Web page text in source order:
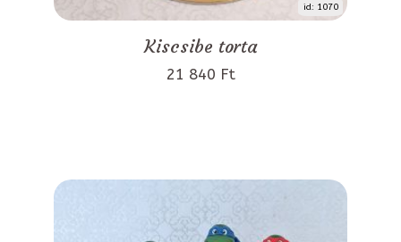
id: 1070
Kiscsibe torta
21 840 Ft